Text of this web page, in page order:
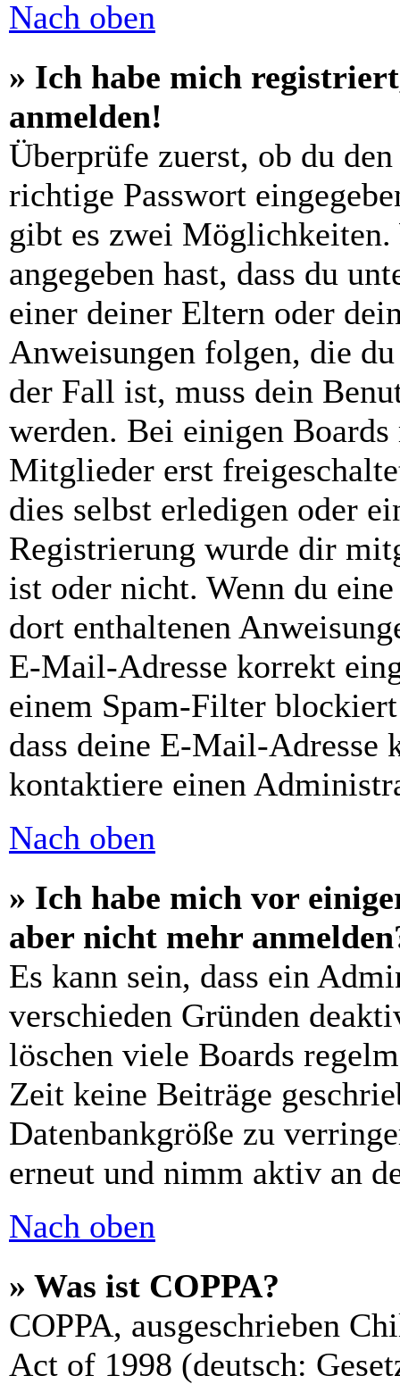
Nach oben
» Ich habe mich
anmelden!
Überprüfe zuerst, ob du
richtige Passwort
gibt es zwei
angegeben hast, dass du
einer deiner Eltern oder
Anweisungen folgen, die
der Fall ist, muss dein
werden. Bei einigen Boards
Mitglieder erst
dies selbst erledigen oder
Registrierung wurde dir
ist oder nicht. Wenn du
dort enthaltenen
E-Mail-Adresse korrekt
einem Spam-Filter
dass deine E-Mail-Adresse
kontaktiere einen
Nach oben
» Ich habe mich vor
aber nicht mehr
Es kann sein, dass ein
verschieden Gründen
löschen viele Boards
Zeit keine Beiträge
Datenbankgröße zu
erneut und nimm aktiv an
Nach oben
» Was ist COPPA?
COPPA, ausgeschrieben
Act of 1998 (deutsch: